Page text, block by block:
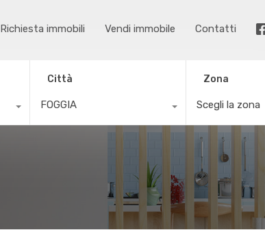
Richiesta immobili Vendi immobile Contatti
Città
FOGGIA
Zona
Scegli la zona